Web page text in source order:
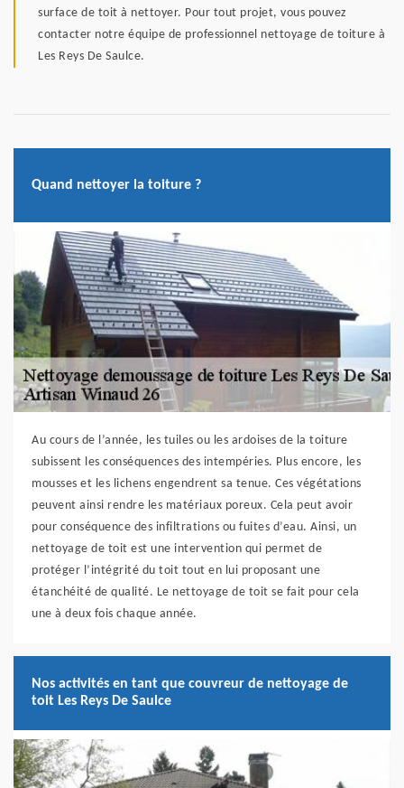
surface de toit à nettoyer. Pour tout projet, vous pouvez
contacter notre équipe de professionnel nettoyage de toiture à
Les Reys De Saulce.
Quand nettoyer la toiture ?
Au cours de l’année, les tuiles ou les ardoises de la toiture
subissent les conséquences des intempéries. Plus encore, les
mousses et les lichens engendrent sa tenue. Ces végétations
peuvent ainsi rendre les matériaux poreux. Cela peut avoir
pour conséquence des infiltrations ou fuites d’eau. Ainsi, un
nettoyage de toit est une intervention qui permet de
protéger l’intégrité du toit tout en lui proposant une
étanchéité de qualité. Le nettoyage de toit se fait pour cela
une à deux fois chaque année.
Nos activités en tant que couvreur de nettoyage de
toit Les Reys De Saulce